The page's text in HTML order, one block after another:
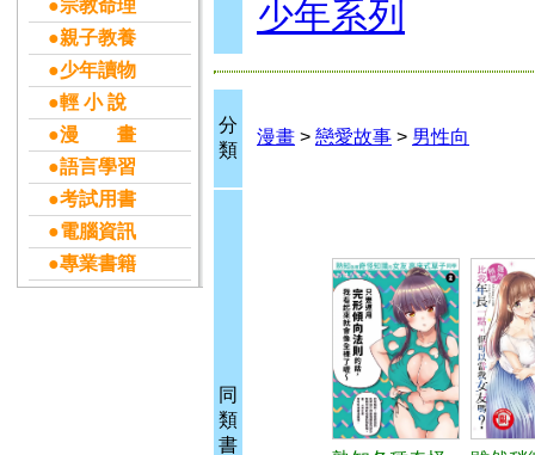
●宗教命理
●親子教養
●少年讀物
●輕 小 說
●漫 畫
●語言學習
●考試用書
●電腦資訊
●專業書籍
少年系列
分
類
漫畫 > 戀愛故事 > 男性向
同
類
書